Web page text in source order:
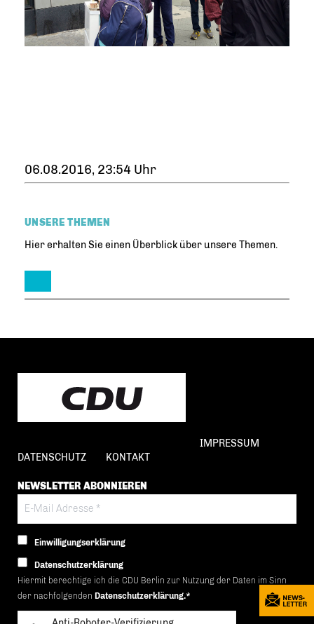
06.08.2016, 23:54 Uhr
UNSERE THEMEN
Hier erhalten Sie einen Überblick über unsere Themen.
IMPRESSUM
DATENSCHUTZ
KONTAKT
NEWSLETTER ABONNIEREN
Einwilligungserklärung
Datenschutzerklärung
Hiermit berechtige ich die CDU Berlin zur Nutzung der Daten im Sinn
der nachfolgenden Datenschutzerklärung.*